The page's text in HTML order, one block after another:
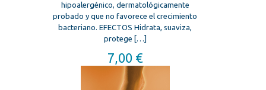
hipoalergénico, dermatológicamente
probado y que no favorece el crecimiento
bacteriano. EFECTOS Hidrata, suaviza,
protege […]
7,00 €